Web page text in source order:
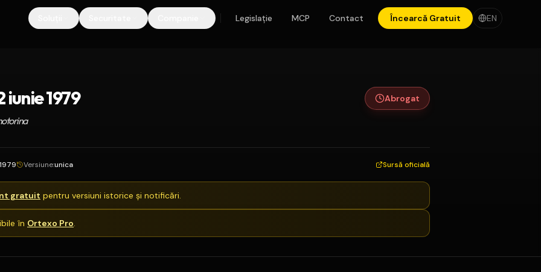
Legislație MCP Contact Încearcă Gratuit EN
iunie 1979 Abrogat
Versiune:unica Sursă oficială
gratuit pentru versiuni istorice și notificări.
în Ortexo Pro.